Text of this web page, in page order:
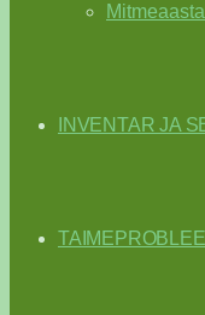
INVENTAR JA